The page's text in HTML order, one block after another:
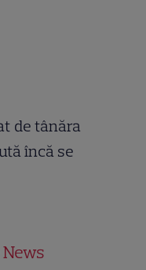
de tânăra
încă se